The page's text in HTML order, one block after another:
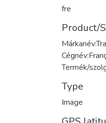
fre
Product/
Termék/
Type
Image